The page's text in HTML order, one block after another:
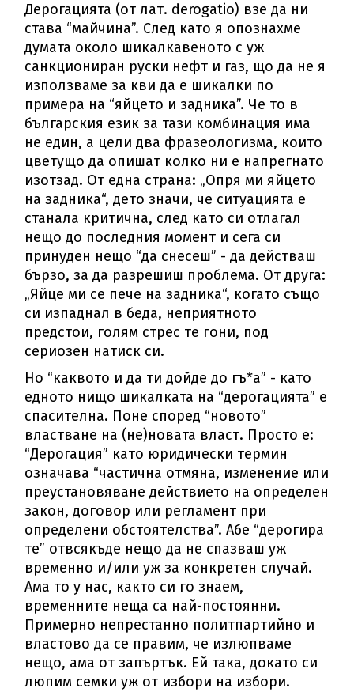
Дерогацията (от лат. derogatio) взе да ни
става “майчина”. След като я опознахме
думата около шикалкавеното с уж
санкциониран руски нефт и газ, що да не я
използваме за кви да е шикалки по
примера на “яйцето и задника”. Че то в
българския език за тази комбинация има
не един, а цели два фразеологизма, които
цветущо да опишат колко ни е напрегнато
изотзад. От една страна: „Опря ми яйцето
на задника“, дето значи, че ситуацията е
станала критична, след като си отлагал
нещо до последния момент и сега си
принуден нещо “да снесеш” - да действаш
бързо, за да разрешиш проблема. От друга:
„Яйце ми се пече на задника“, когато също
си изпаднал в беда, неприятното
предстои, голям стрес те гони, под
сериозен натиск си.
Но “каквото и да ти дойде до гъ*а” - като
едното нищо шикалката на “дерогацията” е
спасителна. Поне според “новото”
властване на (не)новата власт. Просто е:
“Дерогация” като юридически термин
означава “частична отмяна, изменение или
преустановяване действието на определен
закон, договор или регламент при
определени обстоятелства”. Абе “дерогира
те” отвсякъде нещо да не спазваш уж
временно и/или уж за конкретен случай.
Ама то у нас, както си го знаем,
временните неща са най-постоянни.
Примерно непрестанно политпартийно и
властово да се правим, че излюпваме
нещо, ама от запъртък. Ей така, докато си
люпим семки уж от избори на избори.